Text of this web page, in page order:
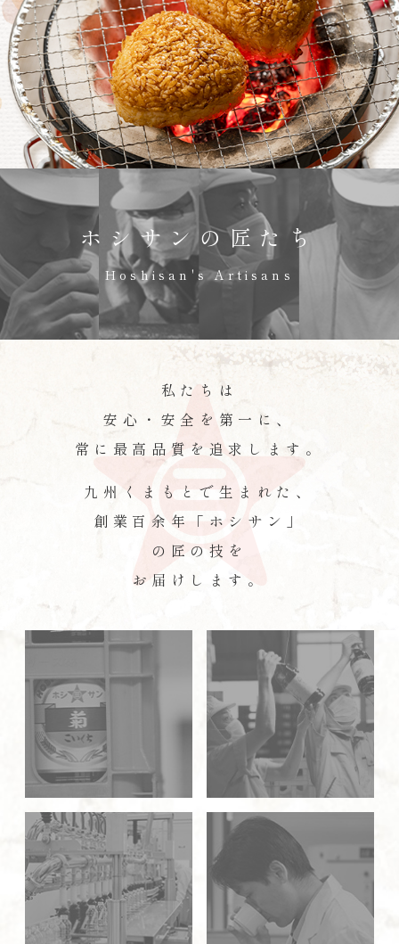
ホシサンの匠たち
Hoshisan's Artisans
私たちは
安心・安全を第一に、
常に最高品質を追求します。
九州くまもとで生まれた、
創業百余年「ホシサン」
の匠の技を
お届けします。